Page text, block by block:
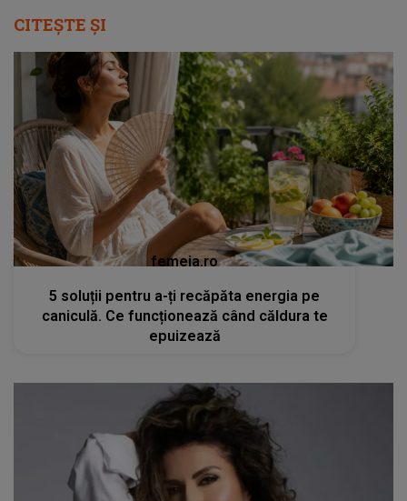
CITEȘTE ȘI
femeia.ro
5 soluții pentru a-ți recăpăta energia pe
caniculă. Ce funcționează când căldura te
epuizează